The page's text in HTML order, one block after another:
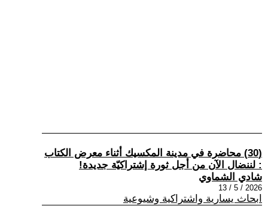
(30) محاضرة في مدينة المكسيك أثناء معرض الكتاب
: لننضال الآن من أجل ثورة إشتراكيّة جديدة!
شادي الشماوي
2026 / 5 / 13
ابحاث يسارية واشتراكية وشيوعية